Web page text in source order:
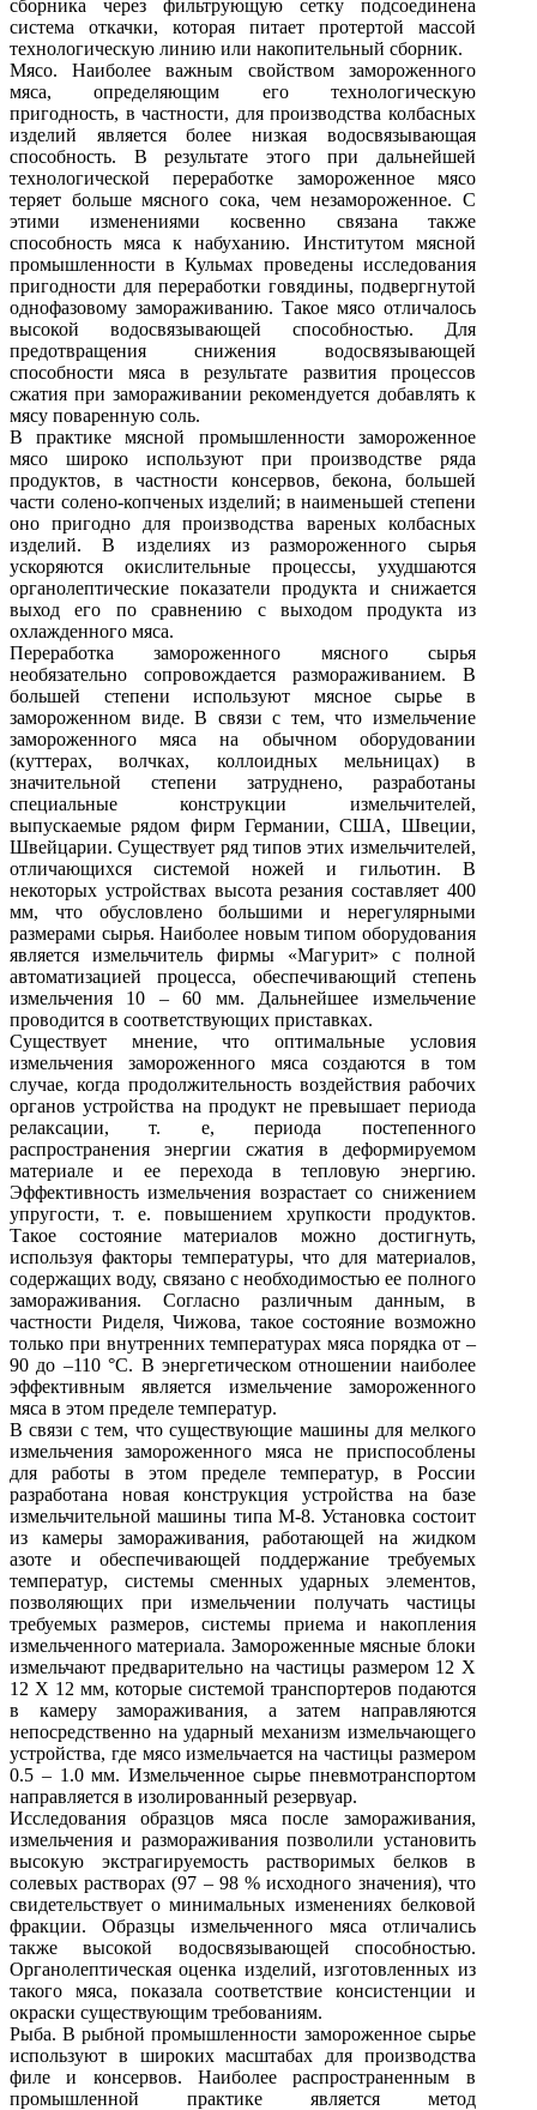
сборника через фильтрующую сетку подсоединена
система откачки, которая питает протертой массой
технологическую линию или накопительный сборник.
Мясо. Наиболее важным свойством замороженного
мяса, определяющим его технологическую
пригодность, в частности, для производства колбасных
изделий является более низкая водосвязывающая
способность. В результате этого при дальнейшей
технологической переработке замороженное мясо
теряет больше мясного сока, чем незамороженное. С
этими изменениями косвенно связана также
способность мяса к набуханию. Институтом мясной
промышленности в Кульмах проведены исследования
пригодности для переработки говядины, подвергнутой
однофазовому замораживанию. Такое мясо отличалось
высокой водосвязывающей способностью. Для
предотвращения снижения водосвязывающей
способности мяса в результате развития процессов
сжатия при замораживании рекомендуется добавлять к
мясу поваренную соль.
В практике мясной промышленности замороженное
мясо широко используют при производстве ряда
продуктов, в частности консервов, бекона, большей
части солено-копченых изделий; в наименьшей степени
оно пригодно для производства вареных колбасных
изделий. В изделиях из размороженного сырья
ускоряются окислительные процессы, ухудшаются
органолептические показатели продукта и снижается
выход его по сравнению с выходом продукта из
охлажденного мяса.
Переработка замороженного мясного сырья
необязательно сопровождается размораживанием. В
большей степени используют мясное сырье в
замороженном виде. В связи с тем, что измельчение
замороженного мяса на обычном оборудовании
(куттерах, волчках, коллоидных мельницах) в
значительной степени затруднено, разработаны
специальные конструкции измельчителей,
выпускаемые рядом фирм Германии, США, Швеции,
Швейцарии. Существует ряд типов этих измельчителей,
отличающихся системой ножей и гильотин. В
некоторых устройствах высота резания составляет 400
мм, что обусловлено большими и нерегулярными
размерами сырья. Наиболее новым типом оборудования
является измельчитель фирмы «Магурит» с полной
автоматизацией процесса, обеспечивающий степень
измельчения 10 – 60 мм. Дальнейшее измельчение
проводится в соответствующих приставках.
Существует мнение, что оптимальные условия
измельчения замороженного мяса создаются в том
случае, когда продолжительность воздействия рабочих
органов устройства на продукт не превышает периода
релаксации, т. е, периода постепенного
распространения энергии сжатия в деформируемом
материале и ее перехода в тепловую энергию.
Эффективность измельчения возрастает со снижением
упругости, т. е. повышением хрупкости продуктов.
Такое состояние материалов можно достигнуть,
используя факторы температуры, что для материалов,
содержащих воду, связано с необходимостью ее полного
замораживания. Согласно различным данным, в
частности Риделя, Чижова, такое состояние возможно
только при внутренних температурах мяса порядка от –
90 до –110 °С. В энергетическом отношении наиболее
эффективным является измельчение замороженного
мяса в этом пределе температур.
В связи с тем, что существующие машины для мелкого
измельчения замороженного мяса не приспособлены
для работы в этом пределе температур, в России
разработана новая конструкция устройства на базе
измельчительной машины типа М-8. Установка состоит
из камеры замораживания, работающей на жидком
азоте и обеспечивающей поддержание требуемых
температур, системы сменных ударных элементов,
позволяющих при измельчении получать частицы
требуемых размеров, системы приема и накопления
измельченного материала. Замороженные мясные блоки
измельчают предварительно на частицы размером 12 X
12 X 12 мм, которые системой транспортеров подаются
в камеру замораживания, а затем направляются
непосредственно на ударный механизм измельчающего
устройства, где мясо измельчается на частицы размером
0.5 – 1.0 мм. Измельченное сырье пневмотранспортом
направляется в изолированный резервуар.
Исследования образцов мяса после замораживания,
измельчения и размораживания позволили установить
высокую экстрагируемость растворимых белков в
солевых растворах (97 – 98 % исходного значения), что
свидетельствует о минимальных изменениях белковой
фракции. Образцы измельченного мяса отличались
также высокой водосвязывающей способностью.
Органолептическая оценка изделий, изготовленных из
такого мяса, показала соответствие консистенции и
окраски существующим требованиям.
Рыба. В рыбной промышленности замороженное сырье
используют в широких масштабах для производства
филе и консервов. Наиболее распространенным в
промышленной практике является метод